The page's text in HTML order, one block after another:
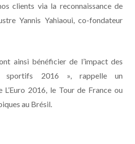
clients via la reconnaissance de
Yannis Yahiaoui, co-fondateur
ainsi bénéficier de l’impact des
sportifs 2016 », rappelle un
L’Euro 2016, le Tour de France ou
au Brésil.